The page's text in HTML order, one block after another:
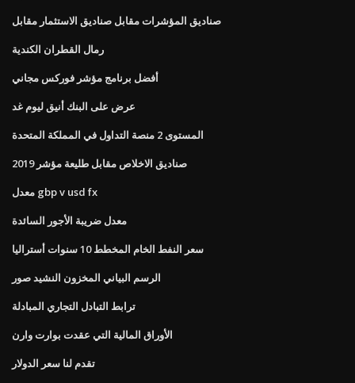
صناديق المؤشرات مقابل صناديق الاستثمار مقابل
رمال القطران الكندية
أفضل برنامج مؤشر فوركس مجاني
عرض على البنك أنيق ليوم غد
المستوى 2 منصة التداول في المملكة المتحدة
صناديق الاخلاص مقابل طليعة مؤشر 2019
معدل gbp v usd fx
معدل ضريبة الأجور السائدة
سعر النفط الخام المخطط 10 سنوات أستراليا
الرسم البياني المخزون النشيد صور
ترابط التبادل التجاري المبادلة
الأوراق المالية التي عقدت بوارت وارن
تقدم لنا سعر الدولار